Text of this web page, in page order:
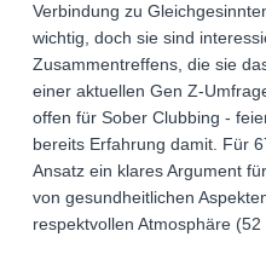
Verbindung zu
wichtig, doch sie sind
Zusammentreffens, die sie
einer aktuellen Gen Z-
offen für Sober Clubbing -
bereits Erfahrung damit. Für
Ansatz ein klares Argument
von gesundheitlichen
respektvollen Atmosphäre (52